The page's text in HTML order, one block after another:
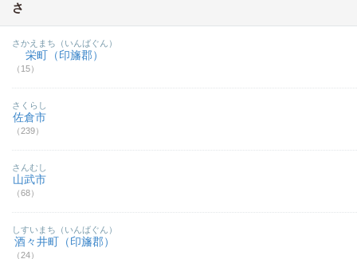
さ
栄町（印旛郡）
（15）
さかえまち（いんばぐん）
佐倉市
（239）
さくらし
山武市
（68）
さんむし
酒々井町（印旛郡）
（24）
しすいまち（いんばぐん）